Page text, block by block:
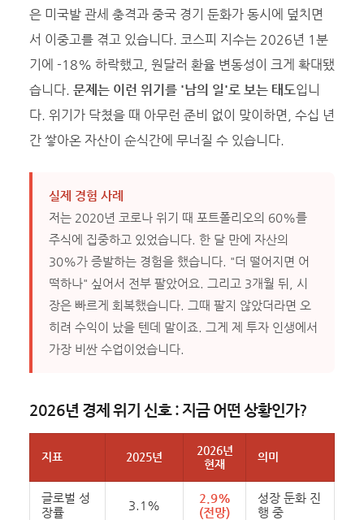
은 미국발 관세 충격과 중국 경기 둔화가 동시에 덮치면
서 이중고를 겪고 있습니다. 코스피 지수는 2026년 1분
기에 -18% 하락했고, 원달러 환율 변동성이 크게 확대됐
습니다. 문제는 이런 위기를 '남의 일'로 보는 태도입니
다. 위기가 닥쳤을 때 아무런 준비 없이 맞이하면, 수십 년
간 쌓아온 자산이 순식간에 무너질 수 있습니다.
실제 경험 사례
저는 2020년 코로나 위기 때 포트폴리오의 60%를
주식에 집중하고 있었습니다. 한 달 만에 자산의
30%가 증발하는 경험을 했습니다. "더 떨어지면 어
떡하나" 싶어서 전부 팔았어요. 그리고 3개월 뒤, 시
장은 빠르게 회복했습니다. 그때 팔지 않았더라면 오
히려 수익이 났을 텐데 말이죠. 그게 제 투자 인생에서
가장 비싼 수업이었습니다.
2026년 경제 위기 신호 : 지금 어떤 상황인가?
지표 2025년
2026년
현재
의미
글로벌 성
장률
3.1%
2.9%
(전망)
성장 둔화 진
행 중